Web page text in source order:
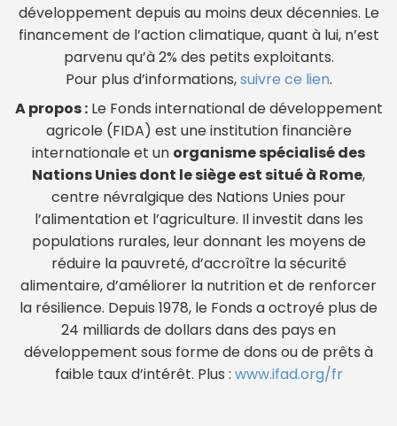
développement depuis au moins deux décennies. Le
financement de l’action climatique, quant à lui, n’est
parvenu qu’à 2% des petits exploitants.
Pour plus d’informations,suivre ce lien.
A propos :Le Fonds international de développement
agricole (FIDA) est une institution financière
internationale et un organisme spécialisé des
Nations Unies dont le siège est situé à Rome,
centre névralgique des Nations Unies pour
l’alimentation et l’agriculture. Il investit dans les
populations rurales, leur donnant les moyens de
réduire la pauvreté, d’accroître la sécurité
alimentaire, d’améliorer la nutrition et de renforcer
la résilience. Depuis 1978, le Fonds a octroyé plus de
24 milliards de dollars dans des pays en
développement sous forme de dons ou de prêts à
faible taux d’intérêt. Plus : www.ifad.org/fr